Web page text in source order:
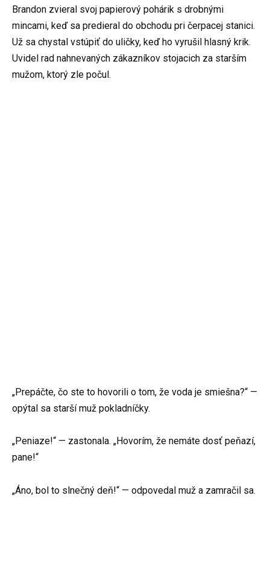
Brandon zvieral svoj papierový pohárik s drobnými
mincami, keď sa predieral do obchodu pri čerpacej stanici.
Už sa chystal vstúpiť do uličky, keď ho vyrušil hlasný krik.
Uvidel rad nahnevaných zákazníkov stojacich za starším
mužom, ktorý zle počul.
„Prepáčte, čo ste to hovorili o tom, že voda je smiešna?“ —
opýtal sa starší muž pokladníčky.
„Peniaze!“ — zastonala. „Hovorím, že nemáte dosť peňazí,
pane!“
„Áno, bol to slnečný deň!“ — odpovedal muž a zamračil sa.